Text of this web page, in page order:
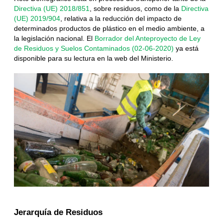
Directiva (UE) 2018/851
, sobre residuos, como de la Directiva
(UE) 2019/904 , relativa a la reducción del impacto de
determinados productos de plástico en el medio ambiente, a
la legislación nacional. El Borrador del Anteproyecto de Ley
de Residuos y Suelos Contaminados (02-06-2020) ya está
disponible para su lectura en la web del Ministerio.
Jerarquía de Residuos